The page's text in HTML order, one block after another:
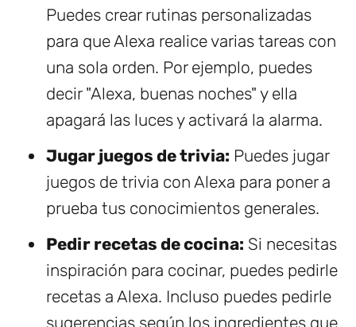
Puedes crear rutinas personalizadas
para que Alexa realice varias tareas con
una sola orden. Por ejemplo, puedes
decir "Alexa, buenas noches" y ella
apagará las luces y activará la alarma.
Jugar juegos de trivia: Puedes jugar
juegos de trivia con Alexa para poner a
prueba tus conocimientos generales.
Pedir recetas de cocina: Si necesitas
inspiración para cocinar, puedes pedirle
recetas a Alexa. Incluso puedes pedirle
sugerencias según los ingredientes que